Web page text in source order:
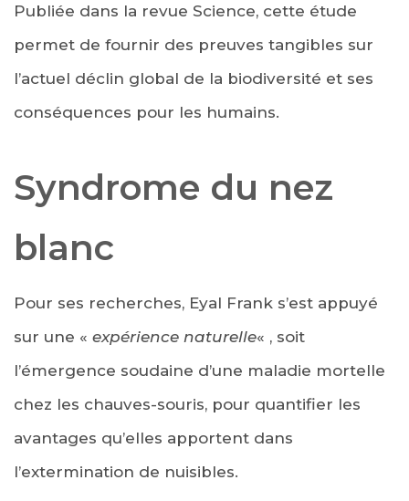
Publiée dans la revue Science, cette étude
permet de fournir des preuves tangibles sur
l’actuel déclin global de la biodiversité et ses
conséquences pour les humains.
Syndrome du nez
blanc
Pour ses recherches, Eyal Frank s’est appuyé
sur une « expérience naturelle« , soit
l’émergence soudaine d’une maladie mortelle
chez les chauves-souris, pour quantifier les
avantages qu’elles apportent dans
l’extermination de nuisibles.